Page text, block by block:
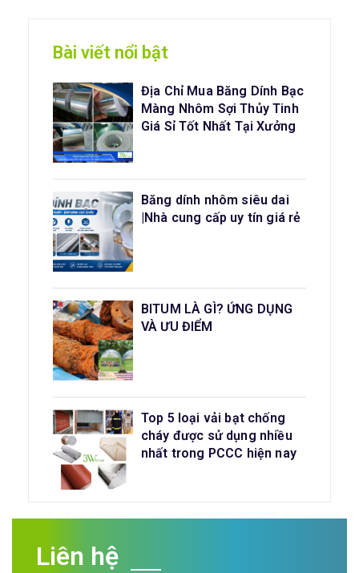
Bài viết nổi bật
Địa Chỉ Mua Băng Dính Bạc
Màng Nhôm Sợi Thủy Tinh
Giá Sỉ Tốt Nhất Tại Xưởng
Băng dính nhôm siêu dai
|Nhà cung cấp uy tín giá rẻ
BITUM LÀ GÌ? ỨNG DỤNG
VÀ ƯU ĐIỂM
Top 5 loại vải bạt chống
cháy được sử dụng nhiều
nhất trong PCCC hiện nay
Liên hệ